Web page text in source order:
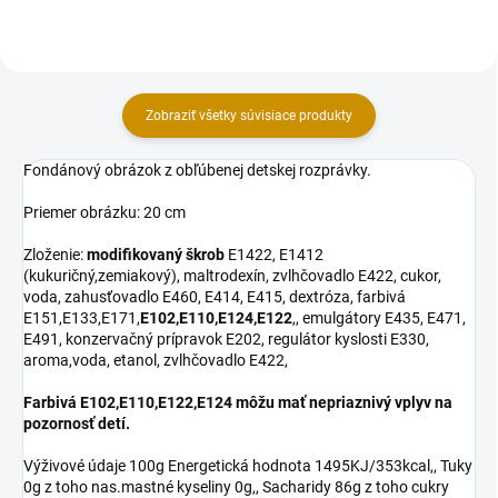
Zobraziť všetky súvisiace produkty
Fondánový obrázok z obľúbenej detskej rozprávky.
Priemer obrázku: 20 cm
Zloženie:modifikovaný škrob E1422, E1412
(kukuričný,zemiakový), maltrodexín, zvlhčovadlo E422, cukor,
voda, zahusťovadlo E460, E414, E415, dextróza, farbivá
E151,E133,E171,E102,E110,E124,E122,, emulgátory E435, E471,
E491, konzervačný prípravok E202, regulátor kyslosti E330,
aroma,voda, etanol, zvlhčovadlo E422,
Farbivá E102,E110,E122,E124 môžu mať nepriaznivý vplyv na
pozornosť detí.
Výživové údaje 100g Energetická hodnota 1495KJ/353kcal,, Tuky
0g z toho nas.mastné kyseliny 0g,, Sacharidy 86g z toho cukry